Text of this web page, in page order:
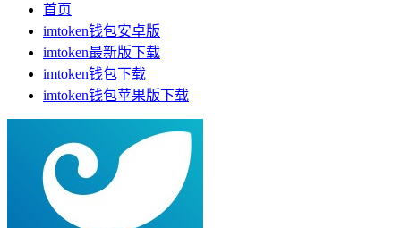
首页
imtoken钱包安卓版
imtoken最新版下载
imtoken钱包下载
imtoken钱包苹果版下载